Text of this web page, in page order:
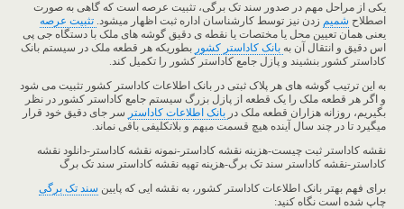
یکی از مراحل مهم در صدور سند تک برگی، تثبیت عرصه است که گاهی به صورت
اصطلاح شمیم زدن نیز توسط کارشناسان اداره ثبت اظهار میشود. تثبیت عرصه
یعنی همان تعیین محل یا مختصات یا نقطه ی دقیق گوشه های ملک با دستگاه جی پی
اس دقیق و انتقال آن به بانک کاداستر کشور بطوریکه هر قطعه ملک در سیستم بانک
کاداستر کشور بنشیند و پازل جامع کاداستر کشور را تکمیل کند.
به این ترتیب گوشه های هر پلاک ثبتی در بانک اطلاعات کاداستر کشور تثبیت می شود
و اگر هر قطعه ملک را یک قطعه از پازل بزرگ سیستم جامع کاداستر کشور در نظر
بگیریم، روزانه هزاران قطعه ملک در بانک اطلاعات کاداستر سر جای دقیق خود قرار
میگیرد تا در چند سال آینده هیچ قسمت مبهم و بلاتکلیفی باقی نماند.
نقشه کاداستر ثبت چیست-هزینه نقشه کاداستر-نمونه نقشه کاداستر-دانلود نقشه
کاداستر-نقشه کاداستر سند تک برگ-هزینه تهیه نقشه کاداستر سند تک برگ
برای فهم بهتر بانک اطلاعات کاداستر کشور، به نقشه ایی که پایین سند تک برگی
چاپ شده است نگاه کنید: